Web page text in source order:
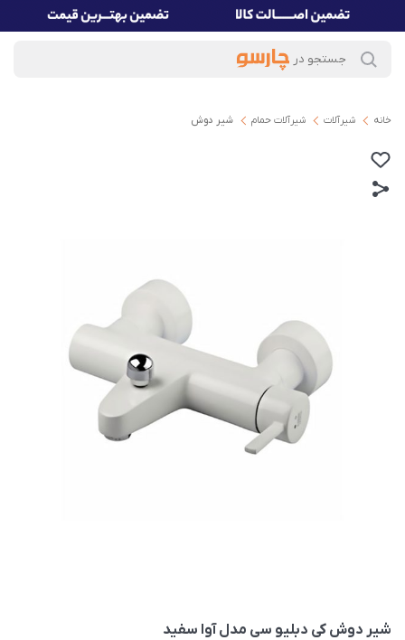
خانه شیرآلات شیرآلات حمام شیر دوش
شیر دوش کی دبلیو سی مدل آوا سفید